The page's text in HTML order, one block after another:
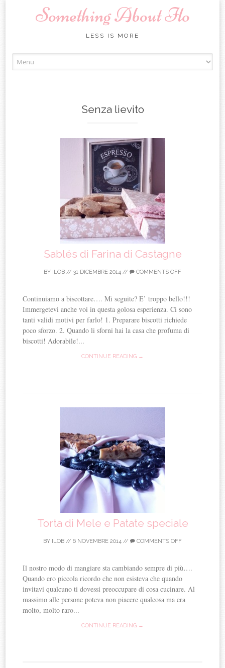
Something About Ilo
LESS IS MORE
Senza lievito
Sablés di Farina di Castagne
BY ILOB // 31 DICEMBRE 2014 // COMMENTS OFF
Continuiamo a biscottare…. Mi seguite? E’ troppo bello!!!
Immergetevi anche voi in questa golosa esperienza. Ci sono
tanti validi motivi per farlo! 1. Preparare biscotti richiede
poco sforzo. 2. Quando li sforni hai la casa che profuma di
biscotti! Adorabile!...
CONTINUE READING →
Torta di Mele e Patate speciale
BY ILOB // 6 NOVEMBRE 2014 // COMMENTS OFF
Il nostro modo di mangiare sta cambiando sempre di più….
Quando ero piccola ricordo che non esisteva che quando
invitavi qualcuno ti dovessi preoccupare di cosa cucinare. Al
massimo alle persone poteva non piacere qualcosa ma era
molto, molto raro...
CONTINUE READING →